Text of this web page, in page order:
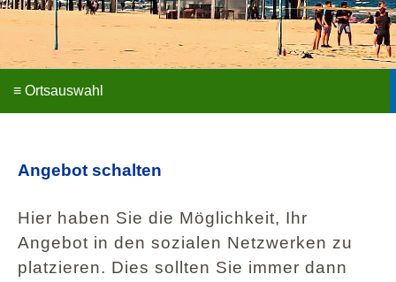
Angebot schalten
Hier haben Sie die Möglichkeit, Ihr
Angebot in den sozialen Netzwerken zu
platzieren. Dies sollten Sie immer dann